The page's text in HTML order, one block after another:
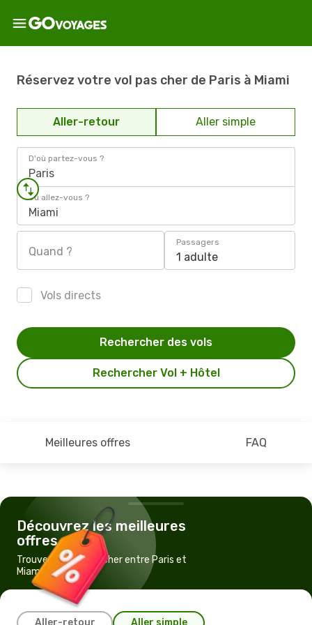
Réservez votre vol pas cher de Paris à Miami
Aller-retour Aller simple
D'où partez-vous ?
Paris
Où allez-vous ?
Miami
Quand ?
Passagers
1 adulte
Vols directs
Rechercher Vol + Hôtel
Rechercher des vols
Meilleures offres FAQ
Découvrez les meilleures
offres
Trouvez un vol pas cher entre Paris et
Miami
Aller-retour Aller simple